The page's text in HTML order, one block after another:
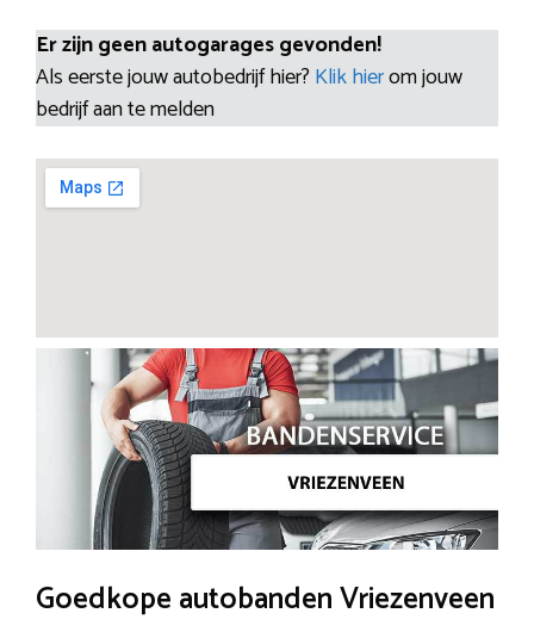
Er zijn geen autogarages gevonden!
Als eerste jouw autobedrijf hier? Klik hierom jouw
bedrijf aan te melden
Goedkope autobanden Vriezenveen